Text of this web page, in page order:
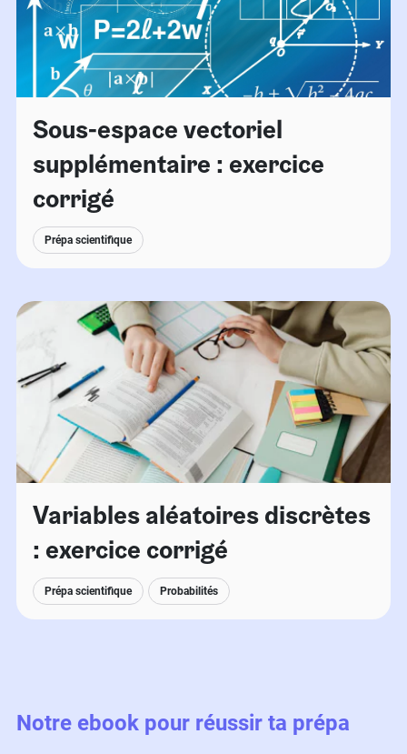
Sous-espace vectoriel
supplémentaire : exercice
corrigé
Prépa scientifique
Variables aléatoires discrètes
: exercice corrigé
Prépa scientifique Probabilités
Notre ebook pour réussir ta prépa